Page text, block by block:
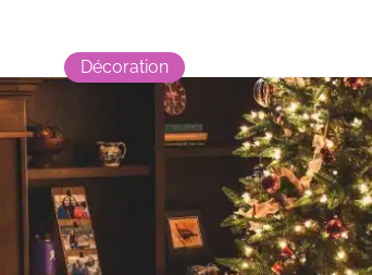
Décoration